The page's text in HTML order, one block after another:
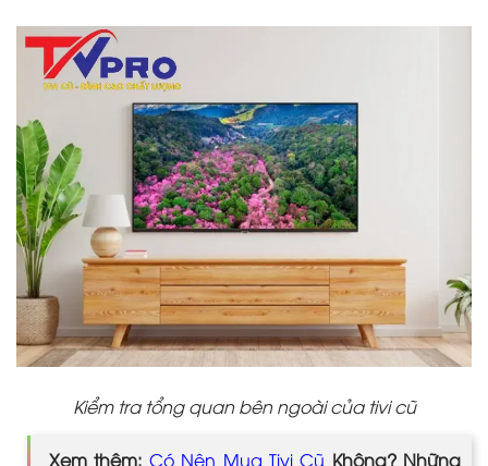
Kiểm tra tổng quan bên ngoài của tivi cũ
Xem thêm: Có Nên Mua Tivi Cũ Không? Những